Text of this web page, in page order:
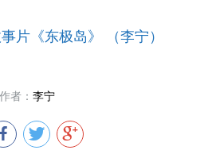
片《东极岛》 （李宁）
作者： 李宁